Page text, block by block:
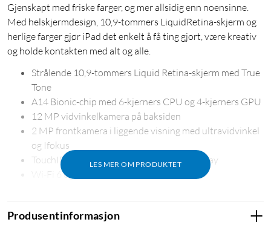
Gjenskapt med friske farger, og mer allsidig enn noensinne.
Med helskjermdesign, 10,9-tommers LiquidRetina-skjerm og
herlige farger gjør iPad det enkelt å få ting gjort, være kreativ
og holde kontakten med alt og alle.
LES MER OM PRODUKTET
Strålende 10,9-tommers Liquid Retina-skjerm med True
Tone
A14 Bionic-chip med 6-kjerners CPU og 4-kjerners GPU
12 MP vidvinkelkamera på baksiden
2 MP frontkamera i liggende visning med ultravidvinkel
og Ifokus
TouchID for sikker autentisering og ApplePay
Wi-Fi 6 og 5G (sub-6GHz) mobildata
Batteri som varer hele dagen
Fungerer med Apple Pencil (1. gen.) og Magic Keyboard
Produsentinformasjon